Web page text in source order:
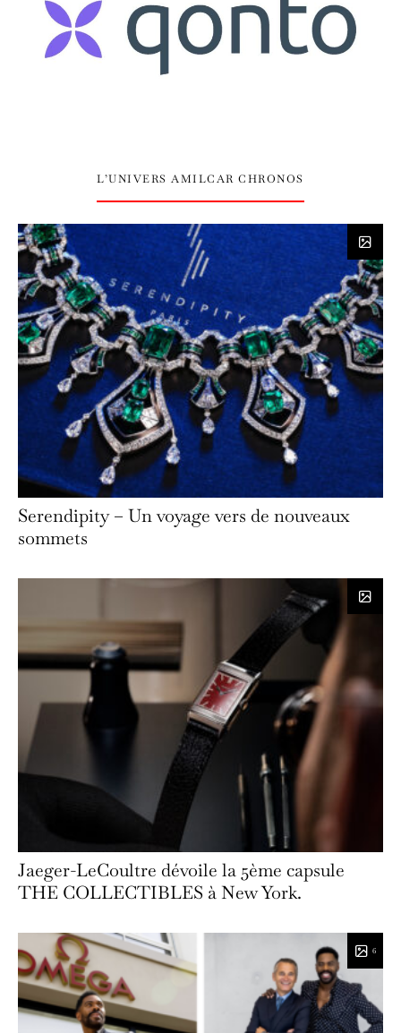
L’UNIVERS AMILCAR CHRONOS
Serendipity – Un voyage vers de nouveaux
sommets
Jaeger-LeCoultre dévoile la 5ème capsule
THE COLLECTIBLES à New York.
6